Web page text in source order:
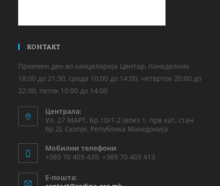
КОНТАКТ
Приемен ден во канцеларија Центар, понеделник
18:00 до 21:30, среда 10:00 до 14:00, четврток 20:00 до
22:00, петок 10:00 до 14:00
Централа:
Ул. 27 МАРТ, Бр.10/1-2 (влез 1, прв кат, стан
бр.2), Скопје, Република Македонија
Мобилни телефони
+389 70 403 439; +389 70 403 413
Е-пошта: